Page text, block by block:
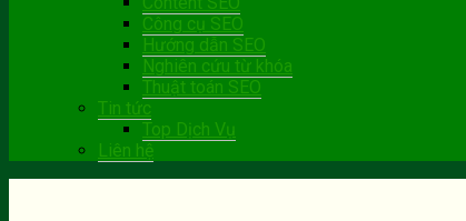
Công cụ SEO
Hướng dẫn SEO
Nghiên cứu từ khóa
Thuật toán SEO
Tin tức
Top Dịch Vụ
Liên hệ